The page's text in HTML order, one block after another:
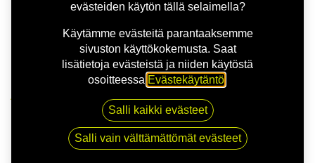
NITRO SAPPHIRE FF | 8X20 5-108 E45 C63,3 60 8x20
5/108 ET45 CB63.3
evästeiden käytön tällä selaimella?
Käytämme evästeitä parantaaksemme
sivuston käyttökokemusta. Saat
lisätietoja evästeistä ja niiden käytöstä
osoitteessa Evästekäytäntö
Salli kaikki evästeet
Salli vain välttämättömät evästeet